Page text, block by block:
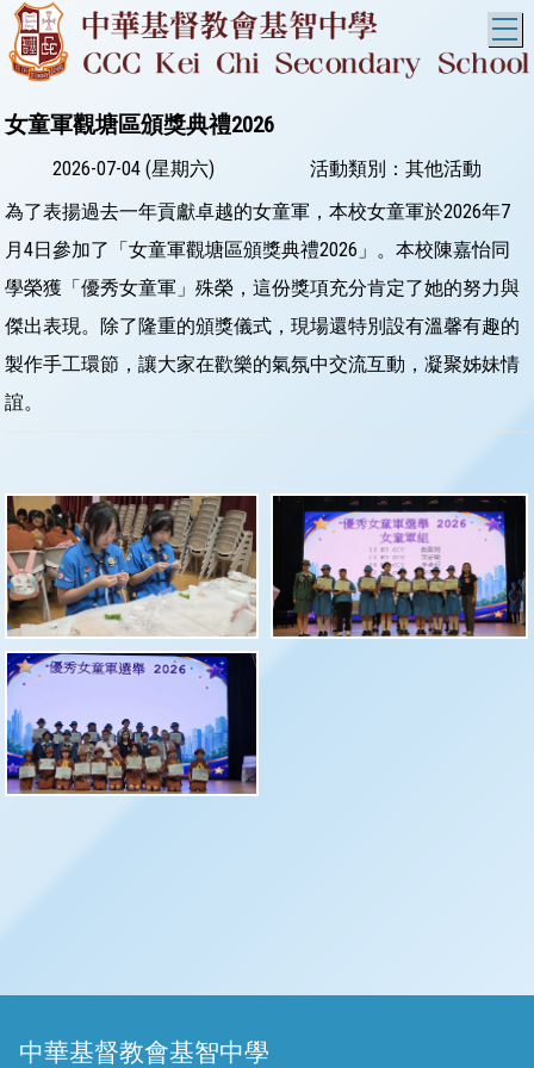
女童軍觀塘區頒獎典禮2026
2026-07-04 (星期六)
活動類別：其他活動
為了表揚過去一年貢獻卓越的女童軍，本校女童軍於2026年7
月4日參加了「女童軍觀塘區頒獎典禮2026」。本校陳嘉怡同
學榮獲「優秀女童軍」殊榮，這份獎項充分肯定了她的努力與
傑出表現。除了隆重的頒獎儀式，現場還特別設有溫馨有趣的
製作手工環節，讓大家在歡樂的氣氛中交流互動，凝聚姊妹情
誼。
中華基督教會基智中學